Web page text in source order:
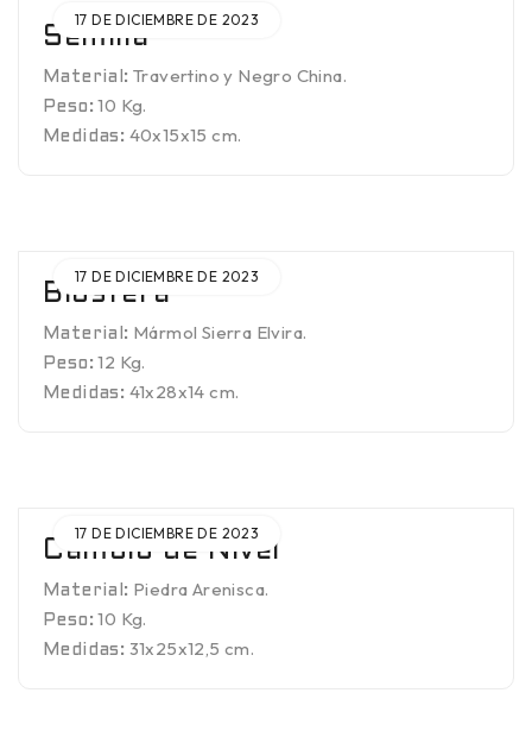
17 DE DICIEMBRE DE 2023
Semilla
Material: Travertino y Negro China.
Peso: 10 Kg.
Medidas: 40x15x15 cm.
17 DE DICIEMBRE DE 2023
Biosfera
Material: Mármol Sierra Elvira.
Peso: 12 Kg.
Medidas: 41x28x14 cm.
17 DE DICIEMBRE DE 2023
Cambio de Nivel
Material: Piedra Arenisca.
Peso: 10 Kg.
Medidas: 31x25x12,5 cm.